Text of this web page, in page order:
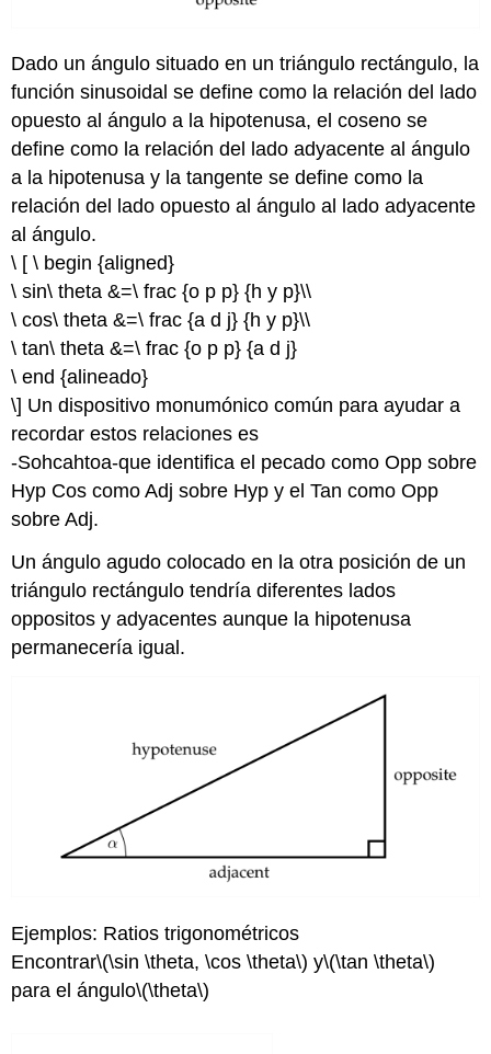
Dado un ángulo situado en un triángulo rectángulo, la
función sinusoidal se define como la relación del lado
opuesto al ángulo a la hipotenusa, el coseno se
define como la relación del lado adyacente al ángulo
a la hipotenusa y la tangente se define como la
relación del lado opuesto al ángulo al lado adyacente
al ángulo.
\ [ \ begin {aligned}
\ sin\ theta &=\ frac {o p p} {h y p}\\
\ cos\ theta &=\ frac {a d j} {h y p}\\
\ tan\ theta &=\ frac {o p p} {a d j}
\ end {alineado}
\] Un dispositivo monumónico común para ayudar a
recordar estos relaciones es
-Sohcahtoa-que identifica el pecado como Opp sobre
Hyp Cos como Adj sobre Hyp y el Tan como Opp
sobre Adj.
Un ángulo agudo colocado en la otra posición de un
triángulo rectángulo tendría diferentes lados
oppositos y adyacentes aunque la hipotenusa
permanecería igual.
Ejemplos: Ratios trigonométricos
Encontrar\(\sin \theta, \cos \theta\) y\(\tan \theta\)
para el ángulo\(\theta\)